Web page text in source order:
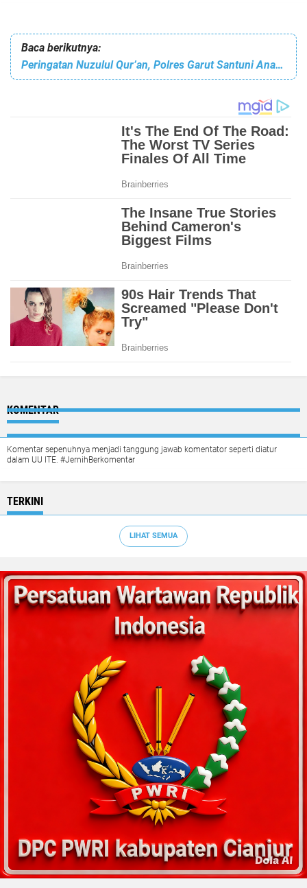
Baca berikutnya:
Peringatan Nuzulul Qur’an, Polres Garut Santuni Anak Yatim dan Pererat Kebersamaan Lewat Buka Puasa Bersama
KOMENTAR
Komentar sepenuhnya menjadi tanggung jawab komentator seperti diatur
dalam UU ITE. #JernihBerkomentar
TERKINI
LIHAT SEMUA